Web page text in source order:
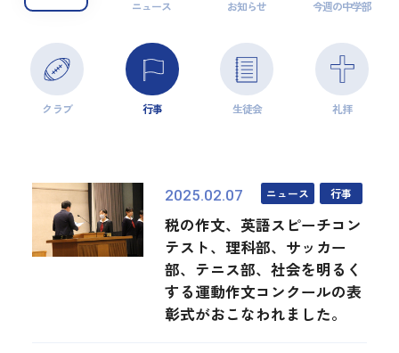
ニュース お知らせ 今週の中学部
クラブ 行事 生徒会 礼拝
2025.02.07 ニュース 行事
税の作文、英語スピーチコン
テスト、理科部、サッカー
部、テニス部、社会を明るく
する運動作文コンクールの表
彰式がおこなわれました。